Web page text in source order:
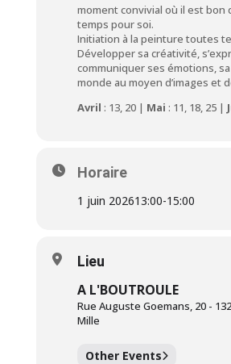
moment convivial où il est bon
temps pour soi.
Initiation à la peinture toutes
Développer sa créativité,
communiquer ses émotions,
monde au moyen d’images et
Avril : 13, 20 | Mai : 11, 18, 25 |
Horaire
1 juin 202613:00-15:00
Lieu
A L'BOUTROULE
Rue Auguste Goemans, 20 -
Mille
Other Events